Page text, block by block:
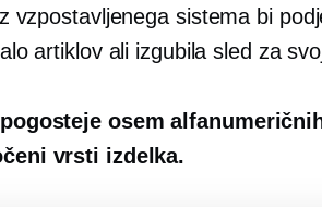
vzpostavljenega sistema bi
artiklov ali izgubila sled za
osem
vrsti izdelka.